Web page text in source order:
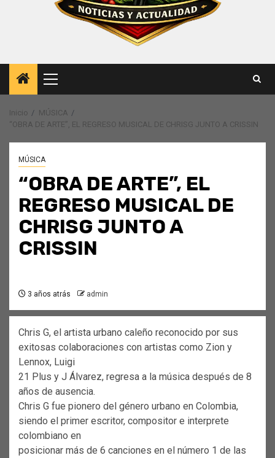
Menú
principal
Inicio
MÚSICA
“OBRA DE ARTE”, EL REGRESO MUSICAL DE CHRISG JUNTO A CRISSIN
MÚSICA
“OBRA DE ARTE”, EL
REGRESO MUSICAL DE
CHRISG JUNTO A
CRISSIN
3 años atrás admin
Chris G, el artista urbano caleño reconocido por sus
exitosas colaboraciones con artistas como Zion y
Lennox, Luigi
21 Plus y J Álvarez, regresa a la música después de 8
años de ausencia.
Chris G fue pionero del género urbano en Colombia,
siendo el primer escritor, compositor e interprete
colombiano en
posicionar más de 6 canciones en el número 1 de las